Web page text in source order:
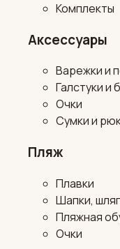
Комплекты
Аксессуары
Варежки и
Галстуки и
Очки
Сумки и
Пляж
Плавки
Шапки,
Пляжная
Очки